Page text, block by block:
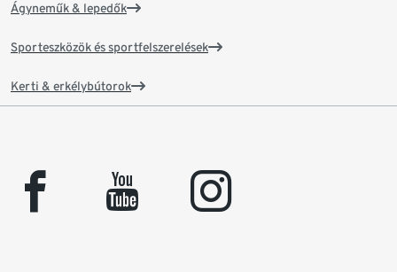
Ágyneműk & lepedők
Sporteszközök és sportfelszerelések
Kerti & erkélybútorok
facebook youtube instagram